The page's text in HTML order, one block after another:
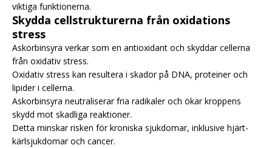
viktiga funktionerna.
Skydda cellstrukturerna från oxidations
stress
Askorbinsyra verkar som en antioxidant och skyddar cellerna
från oxidativ stress.
Oxidativ stress kan resultera i skador på DNA, proteiner och
lipider i cellerna.
Askorbinsyra neutraliserar fria radikaler och ökar kroppens
skydd mot skadliga reaktioner.
Detta minskar risken för kroniska sjukdomar, inklusive hjärt-
kärlsjukdomar och cancer.